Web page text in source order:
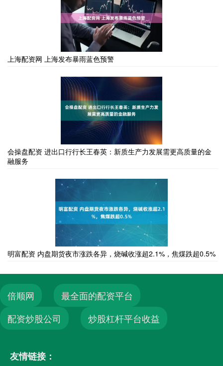
上海配资网 上海发布暴雨蓝色预警
会操盘配资 进出口行行长王春英：新质生产力发展需更高质量的金
融服务
明富配资 内盘期货夜市涨跌各异，烧碱收涨超2.1%，焦煤跌超0.5%
倍顺网
最全面的配资平台
配资炒股公司
炒股杠杆平台收益
友情链接：